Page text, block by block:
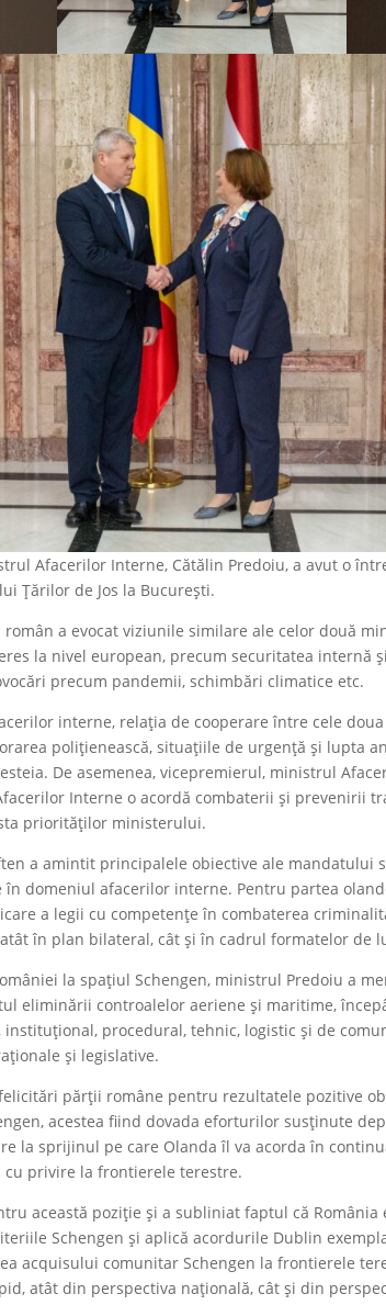
Afacerilor Interne, Cătălin Predoiu, a avut o
Țărilor de Jos la București.
a evocat viziunile similare ale celor două
la nivel european, precum securitatea internă
precum pandemii, schimbări climatice etc.
interne, relația de cooperare între cele
polițienească, situațiile de urgență și lupta
De asemenea, vicepremierul, ministrul
Interne o acordă combaterii și prevenirii
priorităților ministerului.
a amintit principalele obiective ale mandatului
domeniul afacerilor interne. Pentru partea
a legii cu competențe în combaterea
în plan bilateral, cât și în cadrul formatelor de
la spațiul Schengen, ministrul Predoiu a
eliminării controalelor aeriene și maritime,
procedural, tehnic, logistic și de
și legislative.
părții române pentru rezultatele pozitive
acestea fiind dovada eforturilor susținute
la sprijinul pe care Olanda îl va acorda în
privire la frontierele terestre.
această poziție și a subliniat faptul că România
Schengen și aplică acordurile Dublin
acquisului comunitar Schengen la frontierele
atât din perspectiva națională, cât și din